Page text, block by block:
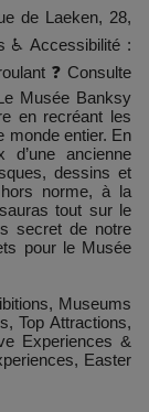
de Laeken, 28,
♿ Accessibilité :
❓ Consulte
Musée Banksy
en recréant les
monde entier. En
ancienne
dessins et
hors norme, à la
tout sur le
secret de notre
pour le Musée
Museums
Top Attractions,
Experiences &
Easter